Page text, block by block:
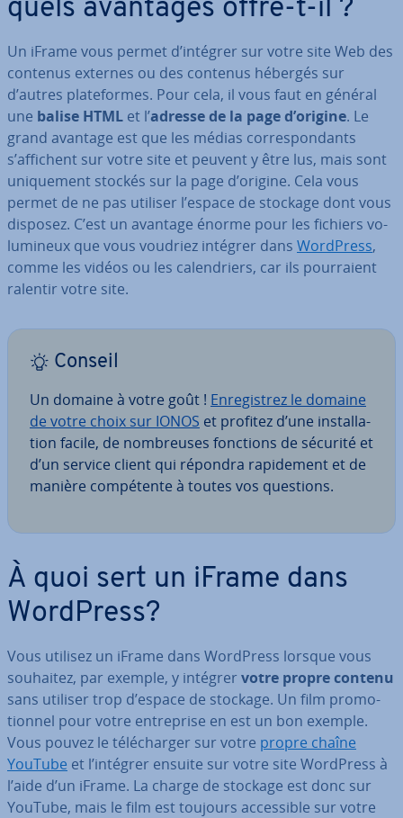
quels avantages offre-t-il ?
Un iFrame vous permet d’intégrer sur votre site Web des
contenus externes ou des contenus hébergés sur
d’autres pla­te­formes. Pour cela, il vous faut en général
une balise HTML et l’adresse de la page d’origine. Le
grand avantage est que les médias cor­res­pon­dants
s’affichent sur votre site et peuvent y être lus, mais sont
uni­que­ment stockés sur la page d’origine. Cela vous
permet de ne pas utiliser l’espace de stockage dont vous
disposez. C’est un avantage énorme pour les fichiers vo­
lu­mi­neux que vous voudriez intégrer dans WordPress,
comme les vidéos ou les ca­len­driers, car ils pour­raient
ralentir votre site.
Conseil
Un domaine à votre goût ! En­re­gis­trez le domaine
de votre choix sur IONOS et profitez d’une ins­tal­la­
tion facile, de nom­breuses fonctions de sécurité et
d’un service client qui répondra ra­pi­de­ment et de
manière com­pé­tente à toutes vos questions.
À quoi sert un iFrame dans
WordPress?
Vous utilisez un iFrame dans WordPress lorsque vous
souhaitez, par exemple, y intégrer votre propre contenu
sans utiliser trop d’espace de stockage. Un film pro­mo­
tion­nel pour votre en­tre­prise en est un bon exemple.
Vous pouvez le té­lé­char­ger sur votre propre chaîne
YouTube et l’intégrer ensuite sur votre site WordPress à
l’aide d’un iFrame. La charge de stockage est donc sur
YouTube, mais le film est toujours ac­ces­sible sur votre